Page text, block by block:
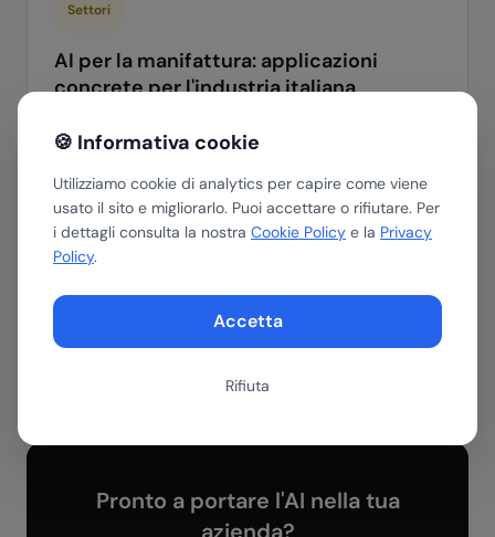
🍪 Informativa cookie
Utilizziamo cookie di analytics per capire come viene
usato il sito e migliorarlo. Puoi accettare o rifiutare. Per
i dettagli consulta la nostra Cookie Policy e la Privacy
Policy.
Accetta
Rifiuta
Settori
AI per la manifattura: applicazioni
concrete per l'industria italiana
manutenzione predittiva, supply chain e
reali.
manifattura ai-pmi automazione
Pronto a portare l'AI nella tua